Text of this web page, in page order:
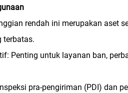
rendah ini merupakan aset
terbatas.
Penting untuk layanan ban,
pra-pengiriman (PDI) dan